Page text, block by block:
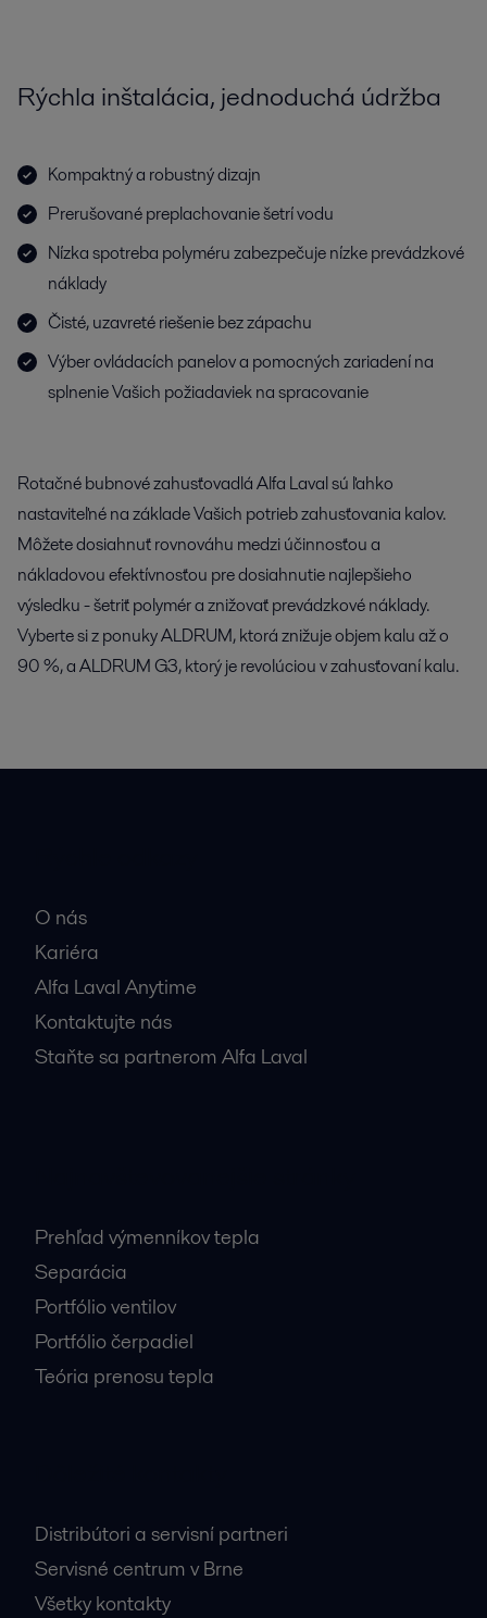
Rýchla inštalácia, jednoduchá údržba
Kompaktný a robustný dizajn
Prerušované preplachovanie šetrí vodu
Nízka spotreba polyméru zabezpečuje nízke prevádzkové
náklady
Čisté, uzavreté riešenie bez zápachu
Výber ovládacích panelov a pomocných zariadení na
splnenie Vašich požiadaviek na spracovanie
Rotačné bubnové zahusťovadlá Alfa Laval sú ľahko
nastaviteľné na základe Vašich potrieb zahusťovania kalov.
Môžete dosiahnuť rovnováhu medzi účinnosťou a
nákladovou efektívnosťou pre dosiahnutie najlepšieho
výsledku - šetriť polymér a znižovať prevádzkové náklady.
Vyberte si z ponuky ALDRUM, ktorá znižuje objem kalu až o
90 %, a ALDRUM G3, ktorý je revolúciou v zahusťovaní kalu.
O nás
Kariéra
Alfa Laval Anytime
Kontaktujte nás
Staňte sa partnerom Alfa Laval
Prehľad výmenníkov tepla
Separácia
Portfólio ventilov
Portfólio čerpadiel
Teória prenosu tepla
Distribútori a servisní partneri
Servisné centrum v Brne
Všetky kontakty